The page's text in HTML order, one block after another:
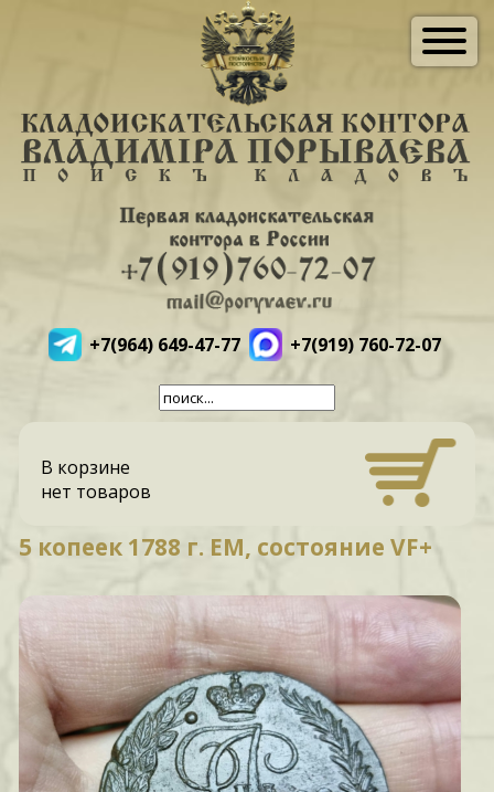
+7(964) 649-47-77 +7(919) 760-72-07
В корзине
нет товаров
5 копеек 1788 г. ЕМ, состояние VF+